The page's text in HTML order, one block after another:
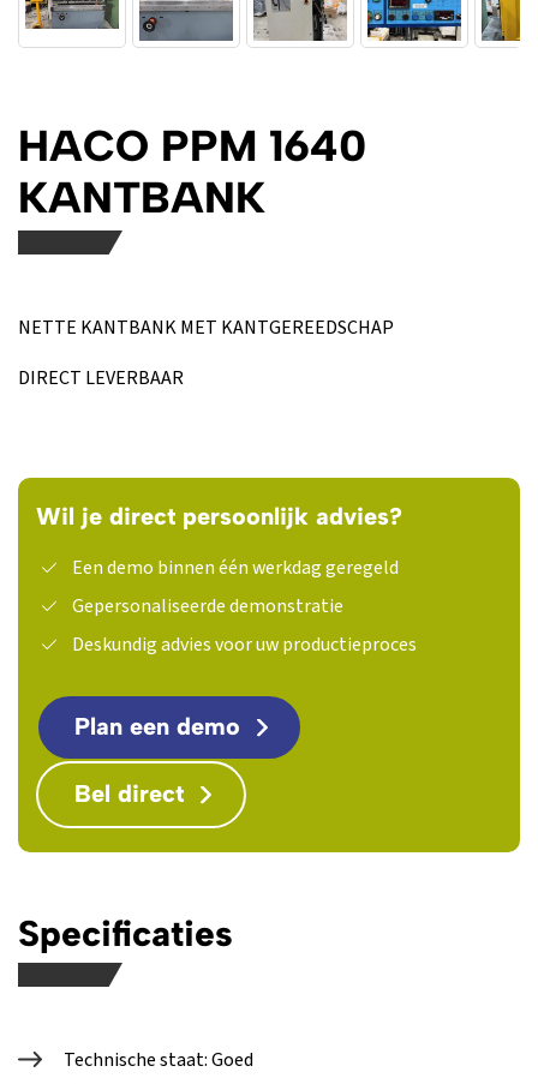
HACO PPM 1640
KANTBANK
NETTE KANTBANK MET KANTGEREEDSCHAP
DIRECT LEVERBAAR
Wil je direct persoonlijk advies?
Een demo binnen één werkdag geregeld
Gepersonaliseerde demonstratie
Deskundig advies voor uw productieproces
Plan een demo
Bel direct
Specificaties
Technische staat: Goed